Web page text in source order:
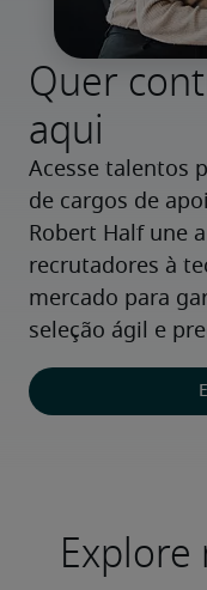
Quer
aqui
Acesse talentos
de cargos de
Robert Half une
recrutadores à
mercado para
seleção ágil e